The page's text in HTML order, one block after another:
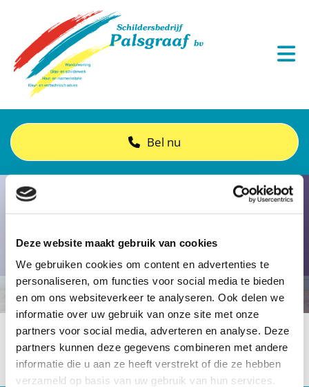
Deze website maakt gebruik van cookies
We gebruiken cookies om content en advertenties te
personaliseren, om functies voor social media te bieden
en om ons websiteverkeer te analyseren. Ook delen we
informatie over uw gebruik van onze site met onze
partners voor social media, adverteren en analyse. Deze
partners kunnen deze gegevens combineren met andere
informatie die u aan ze heeft verstrekt of die ze hebben
verzameld op basis van uw gebruik van hun services.
Bel nu
Schildersbedrijf Palsgraaf: uw
schilder in Amersfoort